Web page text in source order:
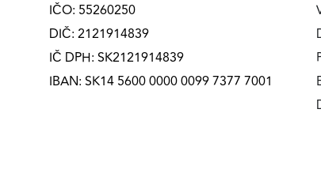
IČO: 55260250
DIČ: 2121914839
IČ DPH: SK2121914839
IBAN: SK14 5600 0000 0099 7377 7001